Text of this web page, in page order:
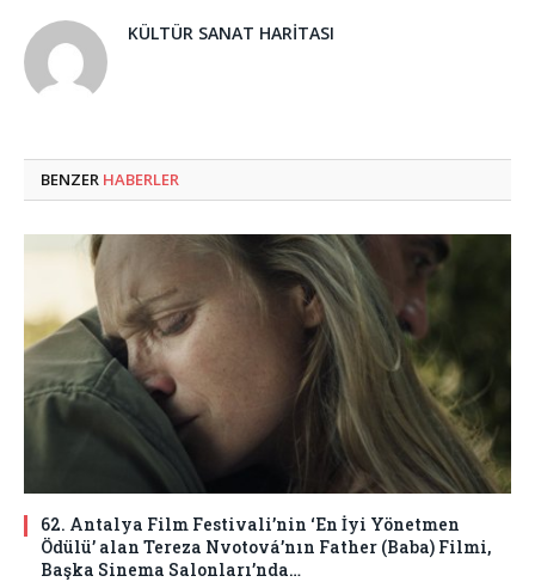
KÜLTÜR SANAT HARITASI
BENZER HABERLER
62. Antalya Film Festivali’nin ‘En İyi Yönetmen
Ödülü’ alan Tereza Nvotová’nın Father (Baba) Filmi,
Başka Sinema Salonları’nda…